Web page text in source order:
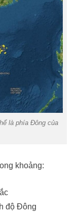
là phía Đông của
khoảng:
độ Đông